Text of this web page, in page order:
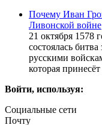
Почему Иван
Ливонской войне
21 октября 1578
состоялась
русскими
которая
Войти, используя:
Социальные сети
Почту